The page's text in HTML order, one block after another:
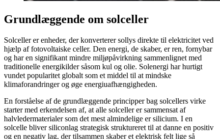
Grundlæggende om solceller
Solceller er enheder, der konverterer sollys direkte til elektricitet ved
hjælp af fotovoltaiske celler. Den energi, de skaber, er ren, fornybar
og har en signifikant mindre miljøpåvirkning sammenlignet med
traditionelle energikilder såsom kul og olie. Solenergi har hurtigt
vundet popularitet globalt som et middel til at mindske
klimaforandringer og øge energiuafhængigheden.
En forståelse af de grundlæggende principper bag solcellers virke
starter med erkendelsen af, at alle solceller er sammensat af
halvledermaterialer som det mest almindelige er silicium. I en
solcelle bliver siliconlag strategisk struktureret til at danne en positiv
og en negativ lag, der tilsammen skaber et elektrisk felt lige så